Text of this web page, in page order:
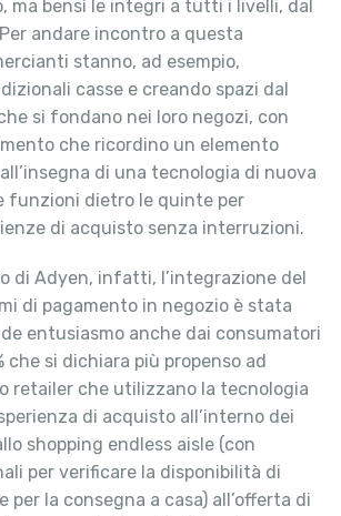
ma bensì le integri a tutti i livelli, dal
andare incontro a questa
stanno, ad esempio,
casse e creando spazi dal
si fondano nei loro negozi, con
che ricordino un elemento
di una tecnologia di nuova
funzioni dietro le quinte per
di acquisto senza interruzioni.
di Adyen, infatti, l’integrazione del
di pagamento in negozio è stata
entusiasmo anche dai consumatori
che si dichiara più propenso ad
retailer che utilizzano la tecnologia
di acquisto all’interno dei
shopping endless aisle (con
per verificare la disponibilità di
la consegna a casa) all’offerta di